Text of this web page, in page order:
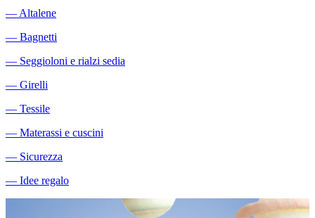
―Altalene
― Bagnetti
― Seggioloni e rialzi sedia
― Girelli
― Tessile
― Materassi e cuscini
― Sicurezza
― Idee regalo